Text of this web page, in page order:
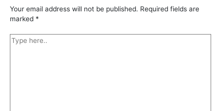
Your email address will not be published. Required fields are
marked *
Type